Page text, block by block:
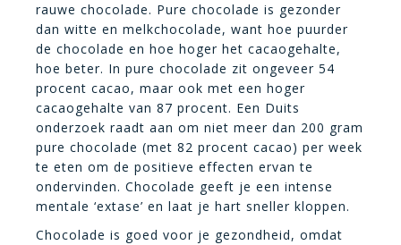
rauwe chocolade. Pure chocolade is gezonder
dan witte en melkchocolade, want hoe puurder
de chocolade en hoe hoger het cacaogehalte,
hoe beter. In pure chocolade zit ongeveer 54
procent cacao, maar ook met een hoger
cacaogehalte van 87 procent. Een Duits
onderzoek raadt aan om niet meer dan 200 gram
pure chocolade (met 82 procent cacao) per week
te eten om de positieve effecten ervan te
ondervinden. Chocolade geeft je een intense
mentale ‘extase’ en laat je hart sneller kloppen.
Chocolade is goed voor je gezondheid, omdat